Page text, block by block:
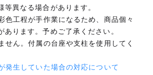
等異なる場合があります。
色工程が手作業になるため、商品個々
あります。予めご了承ください。
せん。付属の台座や支柱を使用してく
発生していた場合の対応について